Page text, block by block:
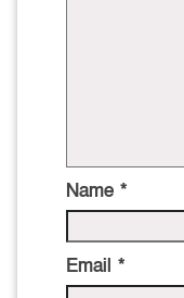
Name *
Email *